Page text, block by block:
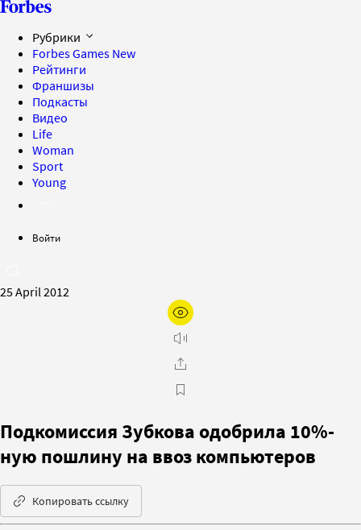
Рубрики
Forbes Games New
Рейтинги
Франшизы
Подкасты
Видео
Life
Woman
Sport
Young
Войти
25 April 2012
Подкомиссия Зубкова одобрила 10%-
ную пошлину на ввоз компьютеров
Копировать ссылку